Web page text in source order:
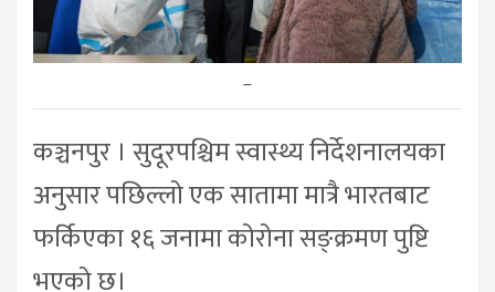
–
कञ्चनपुर । सुदूरपश्चिम स्वास्थ्य निर्देशनालयका
अनुसार पछिल्लो एक सातामा मात्रै भारतबाट
फर्किएका १६ जनामा कोरोना सङ्क्रमण पुष्टि
भएको छ।